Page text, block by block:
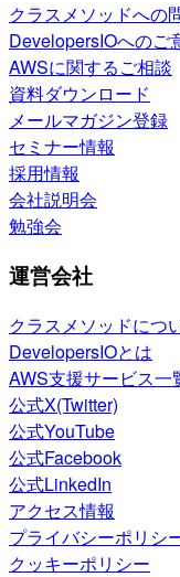
クラスメソッドへの
DevelopersIOへのご
AWSに関するご相談
資料ダウンロード
メールマガジン登録
セミナー情報
採用情報
会社説明会
勉強会
運営会社
クラスメソッドにつ
DevelopersIOとは
AWS支援サービス一
公式X(Twitter)
公式YouTube
公式Facebook
公式LinkedIn
アクセス情報
プライバシーポリシ
クッキーポリシー